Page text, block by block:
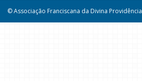
© Associação Franciscana da Divina Providência